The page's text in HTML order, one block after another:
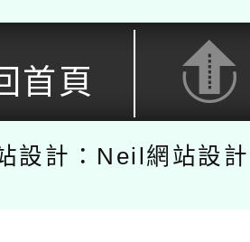
首頁
設計：Neil網站設